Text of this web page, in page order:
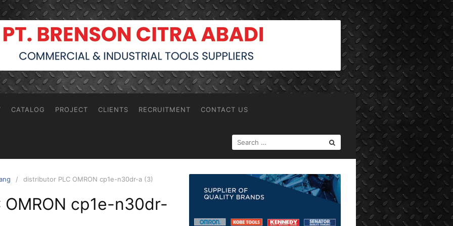
CATALOG PROJECT CLIENTS RECRUITMENT CONTACT US
SEARCH
FOR:
distributor PLC OMRON cp1e-n30dr-a (3)
cp1e-n30dr-